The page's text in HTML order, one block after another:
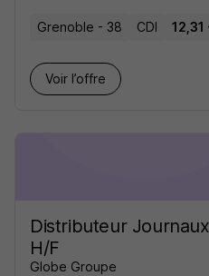
Grenoble - 38 CDI 12,31
Voir l’offre
Distributeur
H/F
Globe Groupe